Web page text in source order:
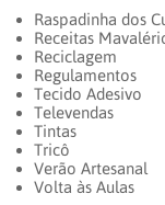
Raspadinha dos
Receitas
Reciclagem
Regulamentos
Tecido Adesivo
Televendas
Tintas
Tricô
Verão Artesanal
Volta às Aulas